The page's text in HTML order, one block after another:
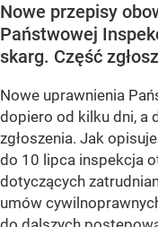
Nowe przepisy
Państwowej
skarg. Część
Nowe uprawnienia
dopiero od kilku dni, a
zgłoszenia. Jak
do 10 lipca inspekcja
dotyczących
umów